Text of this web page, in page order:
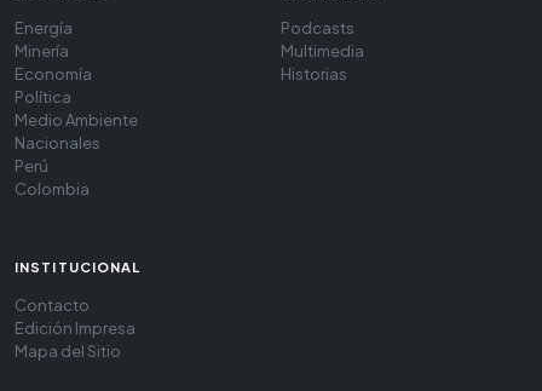
Energía
Minería
Economía
Política
Medio Ambiente
Nacionales
Perú
Colombia
Podcasts
Multimedia
Historias
INSTITUCIONAL
Contacto
Edición Impresa
Mapa del Sitio